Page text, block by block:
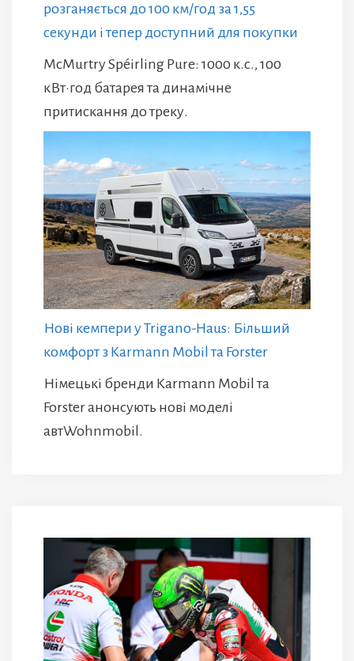
розганяється до 100 км/год за 1,55
секунди і тепер доступний для покупки
McMurtry Spéirling Pure: 1000 к.с., 100
кВт·год батарея та динамічне
притискання до треку.
Нові кемпери у Trigano-Haus: Більший
комфорт з Karmann Mobil та Forster
Німецькі бренди Karmann Mobil та
Forster анонсують нові моделі
автWohnmobil.